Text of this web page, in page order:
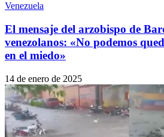
Venezuela
El mensaje del arzobispo de
venezolanos: «No podemos
en el miedo»
14 de enero de 2025